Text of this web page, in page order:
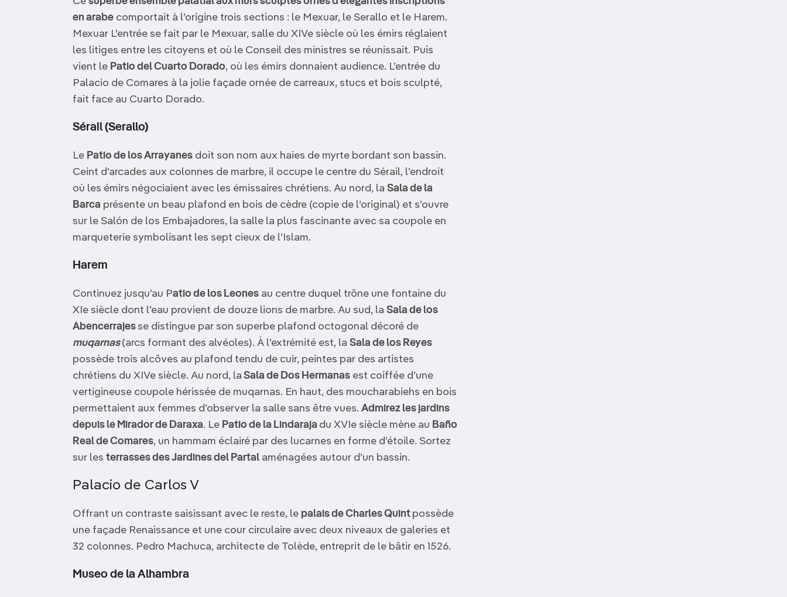
en arabe comportait à l’origine trois sections : le Mexuar, le Serallo et le Harem.
Mexuar L’entrée se fait par le Mexuar, salle du XIVe siècle où les émirs réglaient
les litiges entre les citoyens et où le Conseil des ministres se réunissait. Puis
vient le Patio del Cuarto Dorado, où les émirs donnaient audience. L’entrée du
Palacio de Comares à la jolie façade ornée de carreaux, stucs et bois sculpté,
fait face au Cuarto Dorado.
Sérail (Serallo)
Le Patio de los Arrayanes doit son nom aux haies de myrte bordant son bassin.
Ceint d’arcades aux colonnes de marbre, il occupe le centre du Sérail, l’endroit
où les émirs négociaient avec les émissaires chrétiens. Au nord, la Sala de la
Barca présente un beau plafond en bois de cèdre (copie de l’original) et s’ouvre
sur le Salón de los Embajadores, la salle la plus fascinante avec sa coupole en
marqueterie symbolisant les sept cieux de l’Islam.
Harem
Continuez jusqu’au Patio de los Leones au centre duquel trône une fontaine du
XIe siècle dont l’eau provient de douze lions de marbre. Au sud, la Sala de los
Abencerrajes se distingue par son superbe plafond octogonal décoré de
muqarnas(arcs formant des alvéoles). À l’extrémité est, la Sala de los Reyes
possède trois alcôves au plafond tendu de cuir, peintes par des artistes
chrétiens du XIVe siècle. Au nord, la Sala de Dos Hermanas est coiffée d’une
vertigineuse coupole hérissée de muqarnas. En haut, des moucharabiehs en bois
permettaient aux femmes d’observer la salle sans être vues. Admirez les jardins
depuis le Mirador de Daraxa. Le Patio de la Lindaraja du XVIe siècle mène au Baño
Real de Comares, un hammam éclairé par des lucarnes en forme d’étoile. Sortez
sur les terrasses des Jardines del Partal aménagées autour d’un bassin.
Palacio de Carlos V
Offrant un contraste saisissant avec le reste, le palais de Charles Quint possède
une façade Renaissance et une cour circulaire avec deux niveaux de galeries et
32 colonnes. Pedro Machuca, architecte de Tolède, entreprit de le bâtir en 1526.
Museo de la Alhambra